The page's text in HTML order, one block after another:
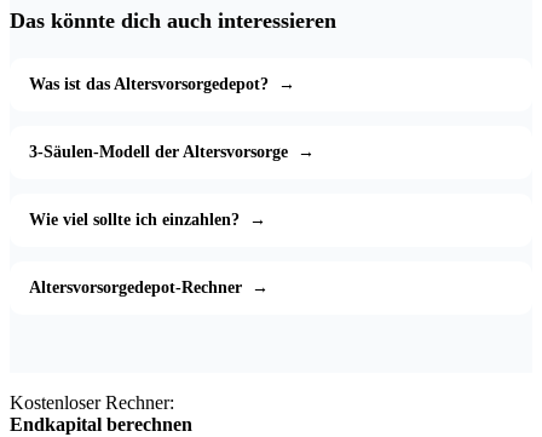
Das könnte dich auch interessieren
Was ist das Altersvorsorgedepot? →
3-Säulen-Modell der Altersvorsorge →
Wie viel sollte ich einzahlen? →
Altersvorsorgedepot-Rechner →
Kostenloser Rechner:
Endkapital berechnen